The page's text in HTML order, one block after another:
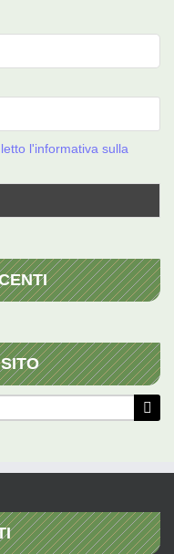
l'informativa sulla